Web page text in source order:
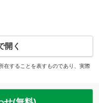
開く
在することを表すものであり、実際